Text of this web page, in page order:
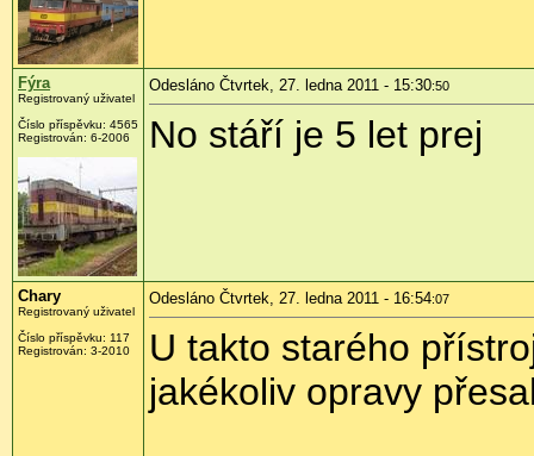
Fýra
Registrovaný uživatel
Číslo příspěvku: 4565
Registrován: 6-2006
Odesláno Čtvrtek, 27. ledna 2011 - 15:30:50
No stáří je 5 let prej
Chary
Registrovaný uživatel
Číslo příspěvku: 117
Registrován: 3-2010
Odesláno Čtvrtek, 27. ledna 2011 - 16:54:07
U takto starého
jakékoliv opravy